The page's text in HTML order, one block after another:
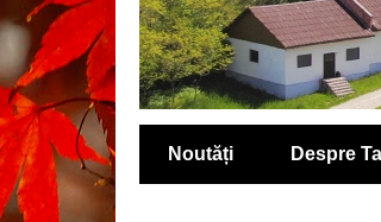
Noutăți Despre